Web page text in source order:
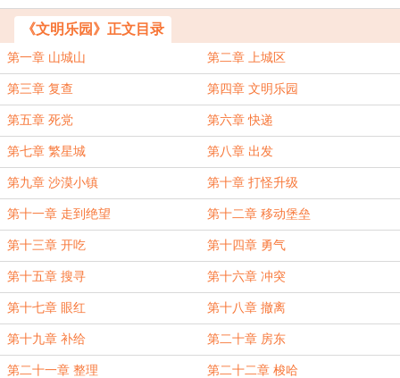
《文明乐园》正文目录
第一章 山城山 第二章 上城区
第三章 复查 第四章 文明乐园
第五章 死党 第六章 快递
第七章 繁星城 第八章 出发
第九章 沙漠小镇 第十章 打怪升级
第十一章 走到绝望 第十二章 移动堡垒
第十三章 开吃 第十四章 勇气
第十五章 搜寻 第十六章 冲突
第十七章 眼红 第十八章 撤离
第十九章 补给 第二十章 房东
第二十一章 整理 第二十二章 梭哈